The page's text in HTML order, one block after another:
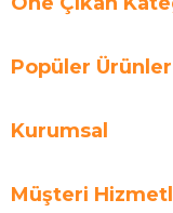
Popüler Ürünler
Kurumsal
Müşteri